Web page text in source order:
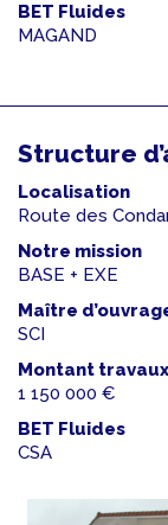
BET Fluides
MAGAND
Structure
Localisation
Route des
Notre mission
BASE + EXE
Maître
SCI
Montant travaux
1 150 000 €
BET Fluides
CSA